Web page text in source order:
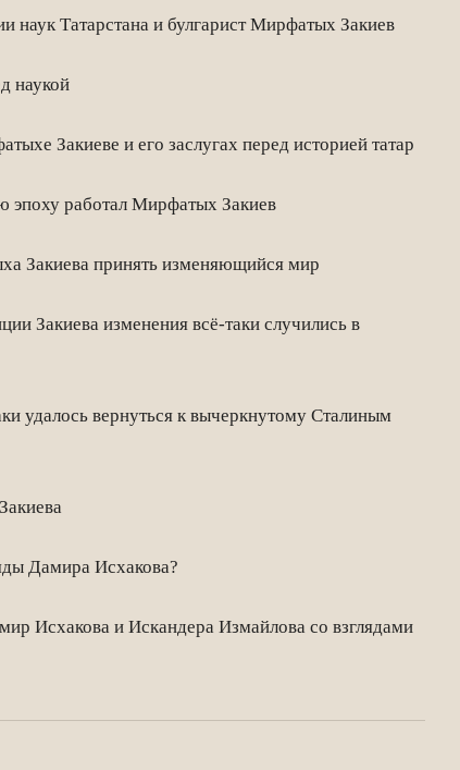
наук Татарстана и булгарист Мирфатых Закиев
наукой
Закиеве и его заслугах перед историей татар
работал Мирфатых Закиев
Закиева принять изменяющийся мир
Закиева изменения всё-таки случились в
удалось вернуться к вычеркнутому Сталиным
Дамира Исхакова?
Исхакова и Искандера Измайлова со взглядами